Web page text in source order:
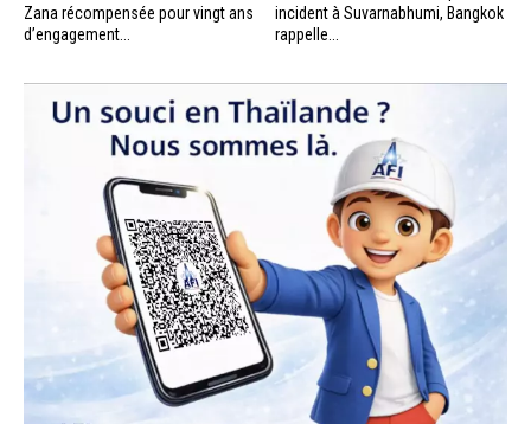
Zana récompensée pour vingt ans
d’engagement...
incident à Suvarnabhumi, Bangkok
rappelle...